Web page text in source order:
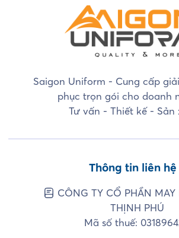
Saigon Uniform - Cung cấp
phục trọn gói cho doanh
Tư vấn - Thiết kế - Sản
Thông tin liên hệ
CÔNG TY CỔ PHẦN MAY
THỊNH PHÚ
Mã số thuế: